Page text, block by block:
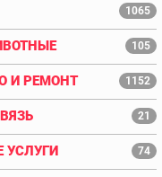
1065
105
И РЕМОНТ 1152
21
74